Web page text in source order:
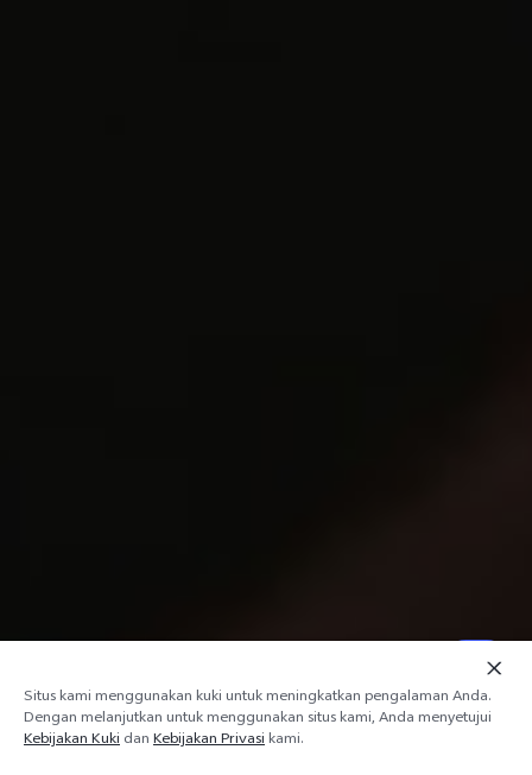
Situs kami menggunakan kuki untuk meningkatkan pengalaman Anda.
Dengan melanjutkan untuk menggunakan situs kami, Anda menyetujui
Kebijakan KukidanKebijakan Privasikami.